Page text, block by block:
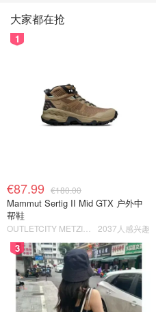
大家都在抢
1
€87.99 €180.00
Mammut Sertig II Mid GTX 户外中
帮鞋
2037人感兴趣
3